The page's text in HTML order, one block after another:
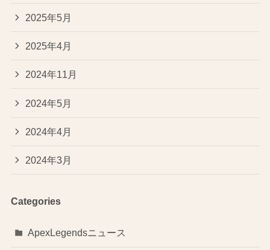
2025年5月
2025年4月
2024年11月
2024年5月
2024年4月
2024年3月
Categories
ApexLegendsニュース